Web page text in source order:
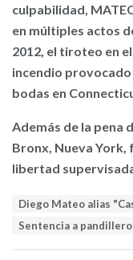
culpabilidad,
en múltiples actos
2012, el tiroteo en
incendio provocado
bodas en
Además de la pena
Bronx, Nueva York,
libertad
Diego Mateo alias
Sentencia a